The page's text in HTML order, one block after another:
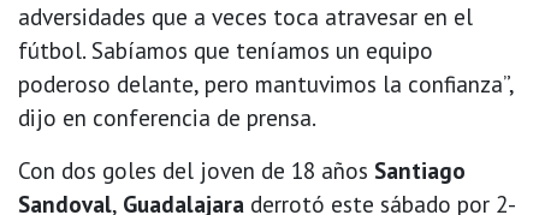
adversidades que a veces toca atravesar en el
fútbol. Sabíamos que teníamos un equipo
poderoso delante, pero mantuvimos la confianza”,
dijo en conferencia de prensa.
Con dos goles del joven de 18 años Santiago
Sandoval, Guadalajara derrotó este sábado por 2-